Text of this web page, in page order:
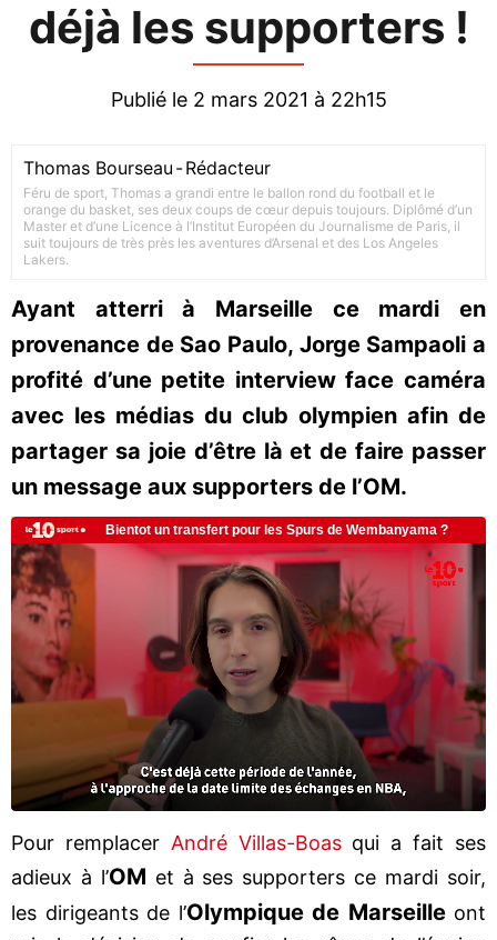
déjà les supporters !
Publié le 2 mars 2021 à 22h15
Thomas Bourseau -Rédacteur
Féru de sport, Thomas a grandi entre le ballon rond du football et le
orange du basket, ses deux coups de cœur depuis toujours. Diplômé d’un
Master et d’une Licence à l’Institut Européen du Journalisme de Paris, il
suit toujours de très près les aventures d’Arsenal et des Los Angeles
Lakers.
Ayant atterri à Marseille ce mardi en
provenance de Sao Paulo, Jorge Sampaoli a
profité d’une petite interview face caméra
avec les médias du club olympien afin de
partager sa joie d’être là et de faire passer
un message aux supporters de l’OM.
Pour remplacer André Villas-Boasqui a fait ses
adieux à l’OM et à ses supporters ce mardi soir,
les dirigeants de l’Olympique de Marseilleont